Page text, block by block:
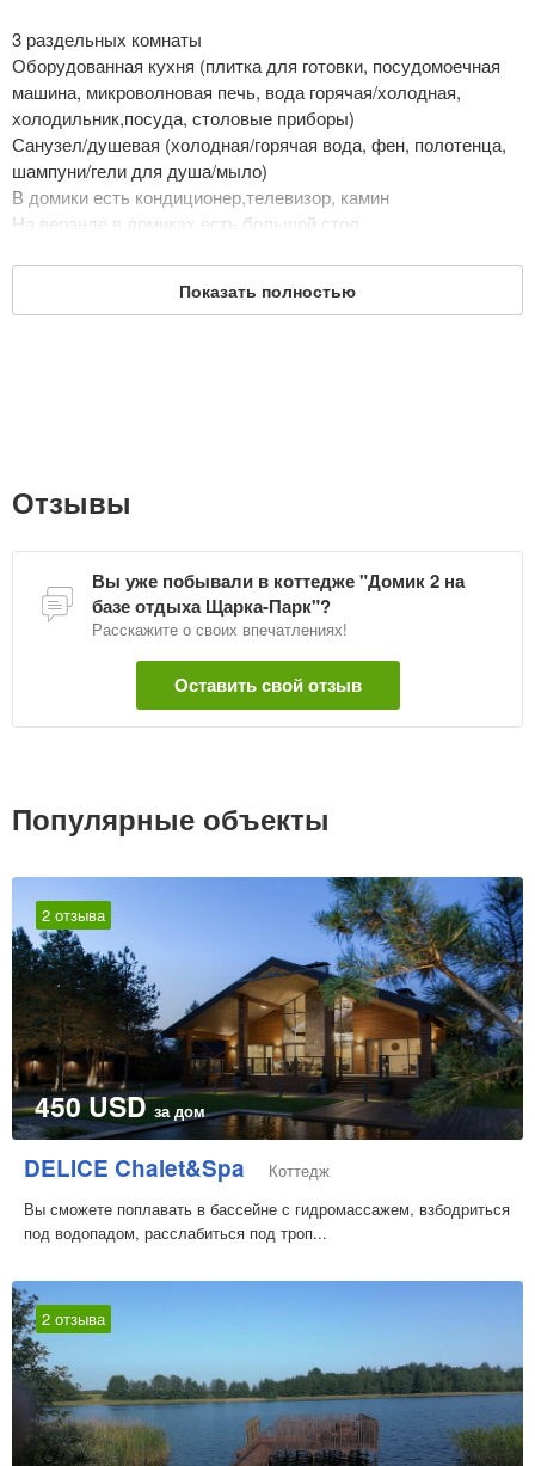
3 раздельных комнаты
Оборудованная кухня (плитка для готовки, посудомоечная
машина, микроволновая печь, вода горячая/холодная,
холодильник,посуда, столовые приборы)
Санузел/душевая (холодная/горячая вода, фен, полотенца,
шампуни/гели для душа/мыло)
В домики есть кондиционер,телевизор, камин
На веранде в домиках есть большой стол
Рядом с домиком подогреваемые купели, мангалы
Дата обновления: 15 октября 2025
Показать полностью
Отзывы
Вы уже побывали в коттедже "Домик 2 на
базе отдыха Щарка-Парк"?
Расскажите о своих впечатлениях!
Оставить свой отзыв
Популярные объекты
2 отзыва
450 USDза дом
DELICE Chalet&Spa
Коттедж
Вы сможете поплавать в бассейне с гидромассажем, взбодриться
под водопадом, расслабиться под троп...
2 отзыва